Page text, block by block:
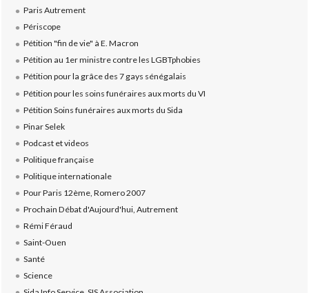
Paris Autrement
Périscope
Pétition "fin de vie" à E. Macron
Pétition au 1er ministre contre les LGBTphobies
Pétition pour la grâce des 7 gays sénégalais
Pétition pour les soins funéraires aux morts du VI
Pétition Soins funéraires aux morts du Sida
Pinar Selek
Podcast et videos
Politique française
Politique internationale
Pour Paris 12ème, Romero 2007
Prochain Débat d'Aujourd'hui, Autrement
Rémi Féraud
Saint-Ouen
Santé
Science